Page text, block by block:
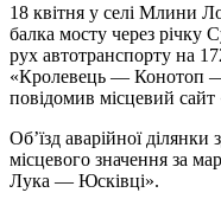
18 квітня у селі Млини
балка мосту через річку
рух автотранспорту на
«Кролевець — Конотоп
повідомив місцевий сайт
Об’їзд аварійної
місцевого значення за
Лука — Юсківці».